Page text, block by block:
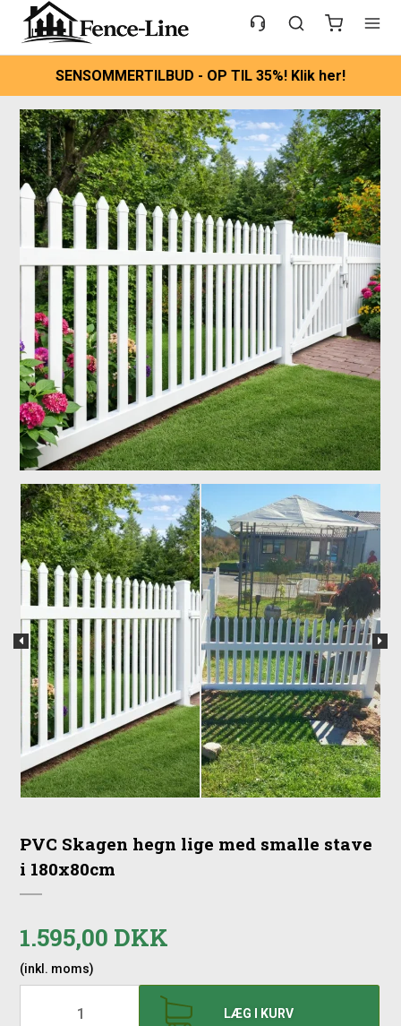
SENSOMMERTILBUD - OP TIL 35%! Klik her!
PVC Skagen hegn lige med smalle stave
i 180x80cm
1.595,00 DKK
(inkl. moms)
LÆG I KURV